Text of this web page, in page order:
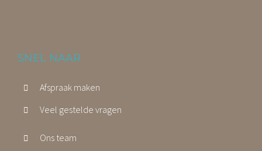
SNEL NAAR
Afspraak maken
Veel gestelde vragen
Ons team